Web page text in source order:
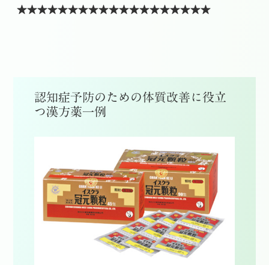
★★★★★★★★★★★★★★★★★★★
認知症予防のための体質改善に役立
つ漢方薬一例